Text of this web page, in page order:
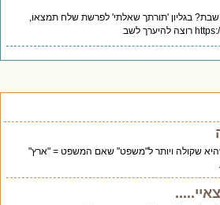
בגליון 'תורתך שאלתי' לפרשת שלח תמצאו,
שקולה ויותר ל"משפט" שאם המשפט = "ארץ"